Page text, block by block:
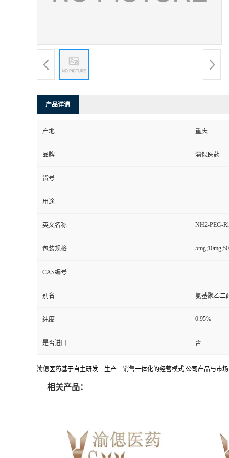
产品详请
产地 重庆
品牌 渝偲医药
货号
用途
英文名称 NH2-PEG-
包装规格
CAS编号
别名 氨基聚乙二
纯度 0.95%
是否进口 否
渝偲医药基于自主研发—生产—销售一体化的经营模式,公司产品与市
相关产品：